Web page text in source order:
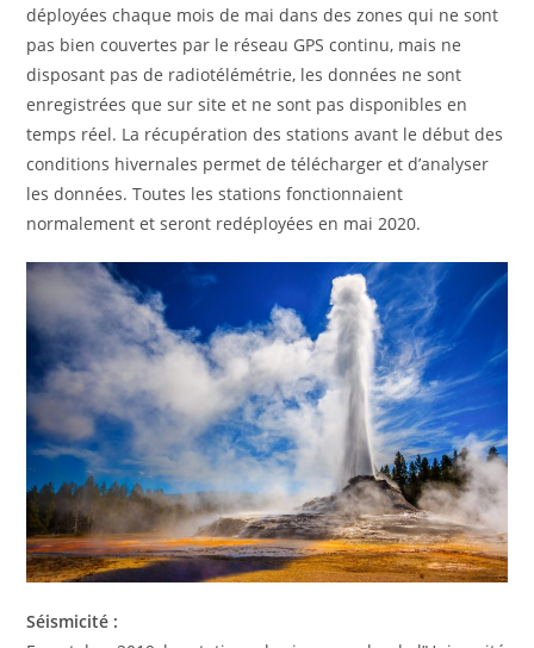
déployées chaque mois de mai dans des zones qui ne sont
pas bien couvertes par le réseau GPS continu, mais ne
disposant pas de radiotélémétrie, les données ne sont
enregistrées que sur site et ne sont pas disponibles en
temps réel. La récupération des stations avant le début des
conditions hivernales permet de télécharger et d’analyser
les données. Toutes les stations fonctionnaient
normalement et seront redéployées en mai 2020.
Séismicité :